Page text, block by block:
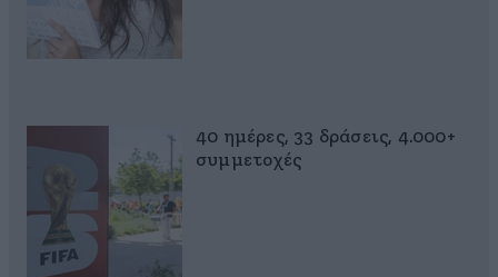
40 ημέρες, 33 δράσεις, 4.000+
συμμετοχές